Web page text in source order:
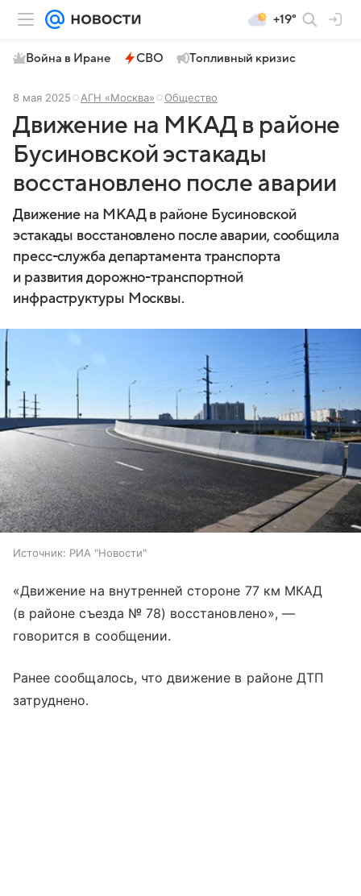
+19°
Война в Иране СВО Топливный кризис
8 мая 2025 АГН «Москва» Общество
Движение на МКАД в районе
Бусиновской эстакады
восстановлено после аварии
Движение на МКАД в районе Бусиновской
эстакады восстановлено после аварии, сообщила
пресс-служба департамента транспорта
и развития дорожно-транспортной
инфраструктуры Москвы.
Источник: РИА "Новости"
«Движение на внутренней стороне 77 км МКАД
(в районе съезда № 78) восстановлено», —
говорится в сообщении.
Ранее сообщалось, что движение в районе ДТП
затруднено.